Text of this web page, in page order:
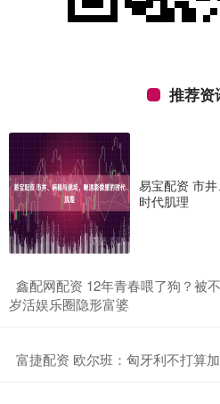
推荐资
易宝配资 市
时代肌理
鑫配网配资 12年青春喂了狗？被
岁活娱乐圈隐形富婆
富捷配资 欧尔班：匈牙利不打算